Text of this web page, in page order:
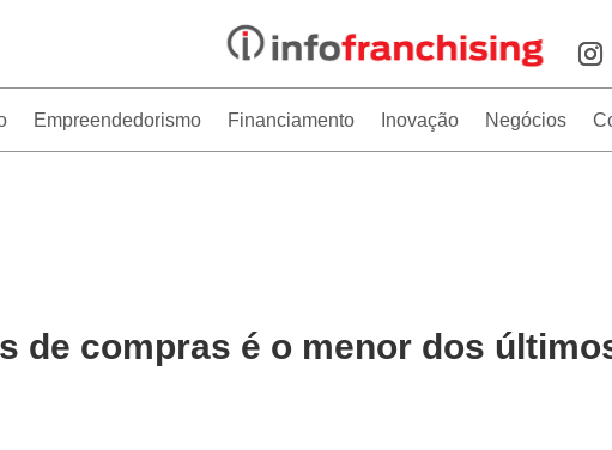
Empreendedorismo Financiamento Inovação Negócios
de compras é o menor dos